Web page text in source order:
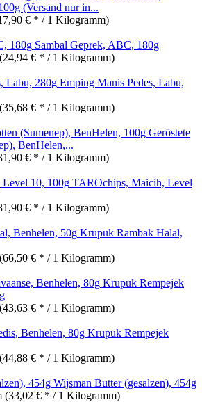
(Versand nur in...
€ * / 1 Kilogramm)
Sambal Geprek, ABC, 180g
(24,94 € * / 1 Kilogramm)
Emping Manis Pedes, Labu,
(35,68 € * / 1 Kilogramm)
Geröstete
BenHelen,...
€ * / 1 Kilogramm)
TAROchips, Maicih, Level
€ * / 1 Kilogramm)
Krupuk Rambak Halal,
(66,50 € * / 1 Kilogramm)
Krupuk Rempejek
(43,63 € * / 1 Kilogramm)
Krupuk Rempejek
(44,88 € * / 1 Kilogramm)
Wijsman Butter (gesalzen), 454g
(33,02 € * / 1 Kilogramm)